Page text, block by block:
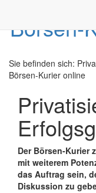
Sie befinden sich:
Börsen-Kurier online
Der Börsen-Kurier
mit weiterem
das Auftrag sein,
Diskussion zu